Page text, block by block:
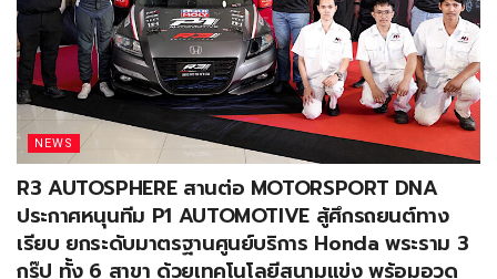
NEWS
R3 AUTOSPHERE สานต่อ MOTORSPORT DNA
ประกาศหนุนทีม P1 AUTOMOTIVE สู้ศึกรถยนต์ทาง
เรียบ ยกระดับมาตรฐานศูนย์บริการ Honda พระราม 3
กรุ๊ป ทั้ง 6 สาขา ด้วยเทคโนโลยีสนามแข่ง พร้อมอวด